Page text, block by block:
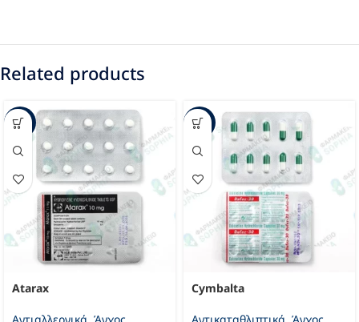
Related products
-24%
Atarax
-55%
Cymbalta